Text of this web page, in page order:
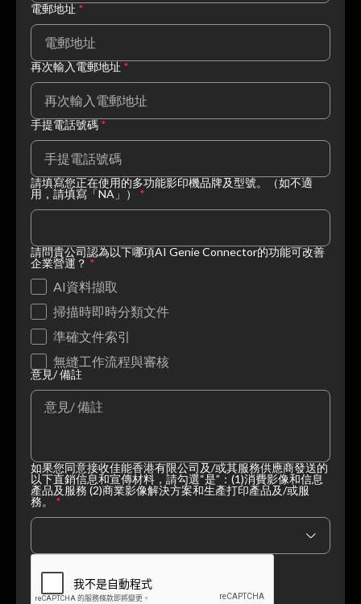
電郵地址 *
再次輸入電郵地址 *
手提電話號碼 *
請填寫您正在使用的多功能影印機品牌及型號。（如不適
用，請填寫「NA」） *
請問貴公司認為以下哪項AI Genie Connector的功能可改善
企業營運？ *
AI資料擷取
掃描時即時分類文件
準確文件索引
無縫工作流程與審核
意見/ 備註
如果您同意接收佳能香港有限公司及/或其服務供應商發送的
以下直銷信息和宣傳材料，請勾選“是”：(1)消費影像和信息
產品及服務 (2)商業影像解決方案和生產打印產品及/或服
務。 *